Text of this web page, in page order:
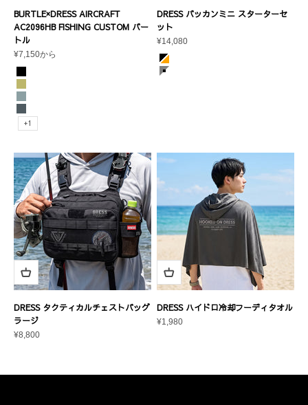
BURTLE×DRESS AIRCRAFT
AC2096HB FISHING CUSTOM バー
トル
セール価格
¥7,150から
カラー
ブラック
カーキ
アッシュグレー
ストームグレー
+1
DRESS バッカンミニ スターターセ
ット
セール価格
¥14,080
カラー
ブラック×オレンジ
DRESS タクティカルチェストバッグ
ラージ
セール価格
¥8,800
DRESS ハイドロ冷却フーディタオル
セール価格
¥1,980